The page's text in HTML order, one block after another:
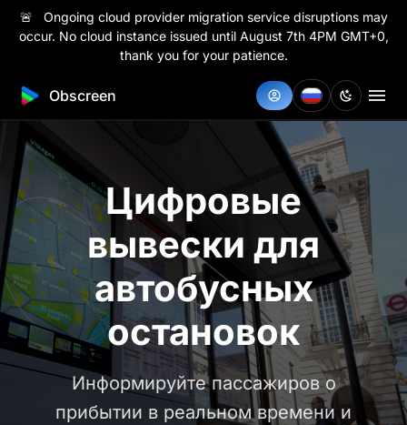
🚨 Ongoing cloud provider migration service disruptions may
occur. No cloud instance issued until August 7th 4PM GMT+0,
thank you for your patience.
Obscreen
Цифровые
вывески для
автобусных
остановок
Информируйте пассажиров о
прибытии в реальном времени и